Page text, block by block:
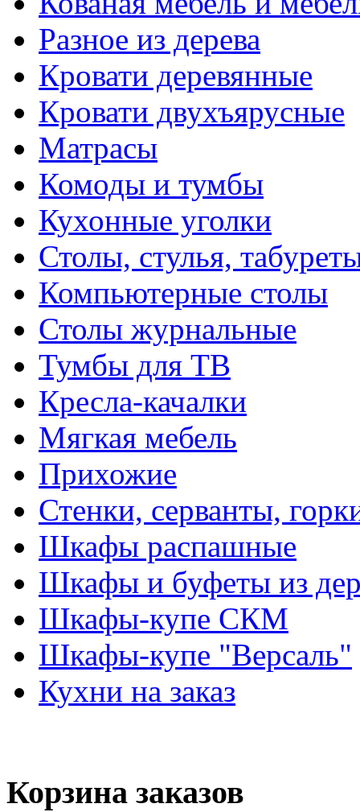
Разное из дерева
Кровати деревянные
Кровати двухъярусные
Матрасы
Комоды и тумбы
Кухонные уголки
Столы, стулья,
Компьютерные столы
Столы журнальные
Тумбы для ТВ
Кресла-качалки
Мягкая мебель
Прихожие
Стенки, серванты,
Шкафы распашные
Шкафы и буфеты из
Шкафы-купе СКМ
Шкафы-купе "Версаль"
Кухни на заказ
Корзина заказов